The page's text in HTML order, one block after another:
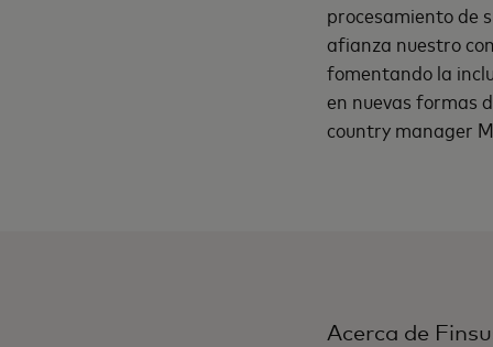
procesamiento de
afianza nuestro
fomentando la
en nuevas formas
country manager
Acerca de